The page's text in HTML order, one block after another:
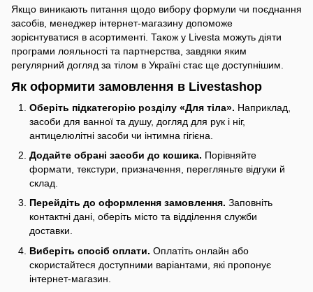
Якщо виникають питання щодо вибору формули чи поєднання
засобів, менеджер інтернет-магазину допоможе
зорієнтуватися в асортименті. Також у Livesta можуть діяти
програми лояльності та партнерства, завдяки яким
регулярний догляд за тілом в Україні стає ще доступнішим.
Як оформити замовлення в Livestashop
Оберіть підкатегорію розділу «Для тіла». Наприклад,
засоби для ванної та душу, догляд для рук і ніг,
антицелюлітні засоби чи інтимна гігієна.
Додайте обрані засоби до кошика. Порівняйте
формати, текстури, призначення, перегляньте відгуки й
склад.
Перейдіть до оформлення замовлення. Заповніть
контактні дані, оберіть місто та відділення служби
доставки.
Виберіть спосіб оплати. Оплатіть онлайн або
скористайтеся доступними варіантами, які пропонує
інтернет-магазин.